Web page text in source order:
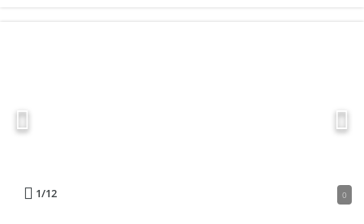
1/12 0